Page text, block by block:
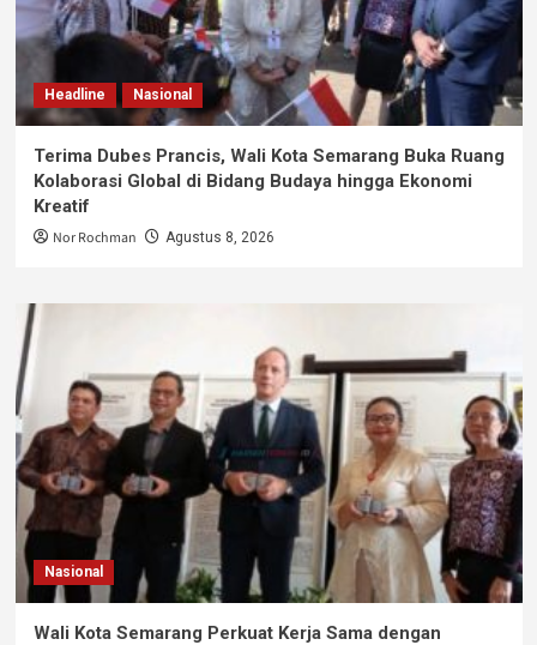
Headline Nasional
Terima Dubes Prancis, Wali Kota Semarang Buka Ruang
Kolaborasi Global di Bidang Budaya hingga Ekonomi
Kreatif
Nor Rochman Agustus 8, 2026
Nasional
Wali Kota Semarang Perkuat Kerja Sama dengan